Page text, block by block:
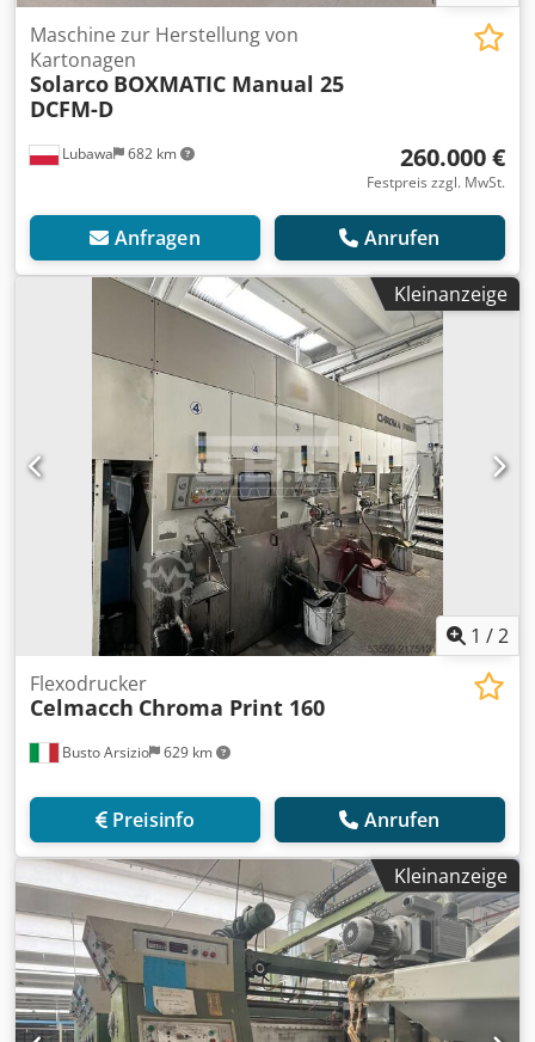
Lubawa 682 km
Maschine zur Herstellung von
Kartonagen
Solarco BOXMATIC Manual 25
DCFM-D
260.000 €
Festpreis zzgl. MwSt.
Anfragen Anrufen
Kleinanzeige
1 /2
Busto Arsizio 629 km
Flexodrucker
Celmacch Chroma Print 160
Preisinfo Anrufen
Kleinanzeige